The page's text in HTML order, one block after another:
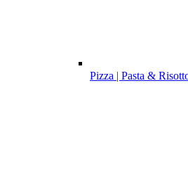
Pizza | Pasta &